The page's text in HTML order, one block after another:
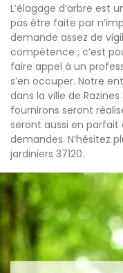
L’élagage d’arbre est
pas être faite par
demande assez de
compétence ; c’est
faire appel à un
s’en occuper. Notre
dans la ville de
fournirons seront
seront aussi en
demandes. N’hésitez
jardiniers 37120.